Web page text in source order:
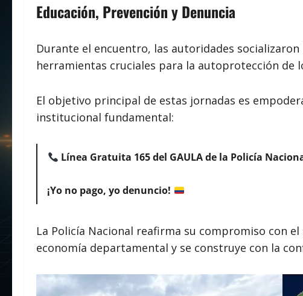
Educación, Prevención y Denuncia
Durante el encuentro, las autoridades socializaron
herramientas cruciales para la autoprotección de
El objetivo principal de estas jornadas es
institucional fundamental:
Línea Gratuita 165 del GAULA de la Policía
¡Yo no pago, yo denuncio!
La Policía Nacional reafirma su compromiso con
economía departamental y se construye con la